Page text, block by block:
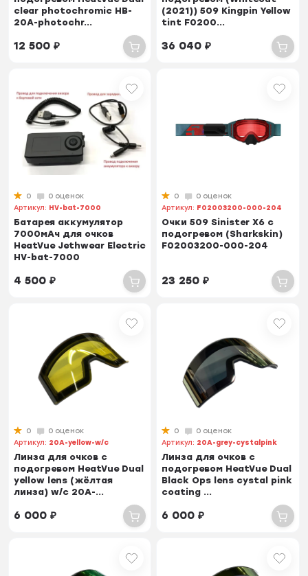
clear photochromic HB-
20A-photochr...
12 500₽
(2021)) 509 Kingpin Yellow
tint F0200...
36 040₽
0
0 оценок
Артикул: HV-bat-7000
Батарея аккумулятор
7000мАч для очков
HeatVue Jethwear Electric
HV-bat-7000
4 500₽
0
0 оценок
Артикул: F02003200-000-204
Очки 509 Sinister X6 с
подогревом (Sharkskin)
F02003200-000-204
23 250₽
0
0 оценок
Артикул: 20A-yellow-w/c
Линза для очков с
подогревом HeatVue Dual
yellow lens (жёлтая
линза) w/c 20A-...
6 000₽
0
0 оценок
Артикул: 20A-grey-cystalpink
Линза для очков с
подогревом HeatVue Dual
Black Ops lens cystal pink
coating ...
6 000₽